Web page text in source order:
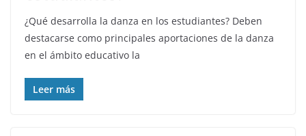
¿Qué desarrolla la danza en los estudiantes? Deben
destacarse como principales aportaciones de la danza
en el ámbito educativo la
Leer más